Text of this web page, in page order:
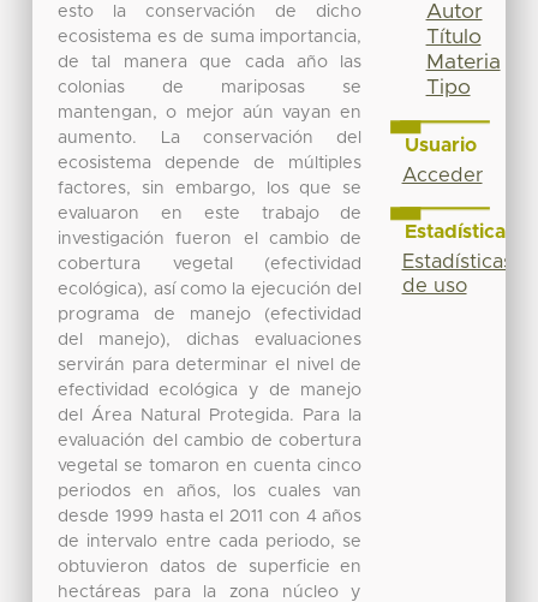
esto la conservación de dicho
ecosistema es de suma importancia,
de tal manera que cada año las
colonias de mariposas se
mantengan, o mejor aún vayan en
aumento. La conservación del
ecosistema depende de múltiples
factores, sin embargo, los que se
evaluaron en este trabajo de
investigación fueron el cambio de
cobertura vegetal (efectividad
ecológica), así como la ejecución del
programa de manejo (efectividad
del manejo), dichas evaluaciones
servirán para determinar el nivel de
efectividad ecológica y de manejo
del Área Natural Protegida. Para la
evaluación del cambio de cobertura
vegetal se tomaron en cuenta cinco
periodos en años, los cuales van
desde 1999 hasta el 2011 con 4 años
de intervalo entre cada periodo, se
obtuvieron datos de superficie en
hectáreas para la zona núcleo y
Autor
Título
Materia
Tipo
Usuario
Acceder
Estadísticas
Estadísticas
de uso